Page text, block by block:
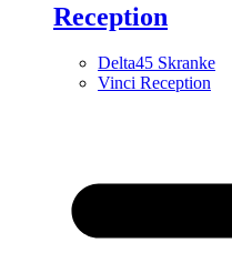
Reception
Delta45 Skranke
Vinci Reception